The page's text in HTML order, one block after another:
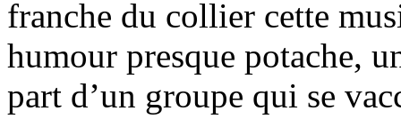
franche du collier cette
humour presque potache,
part d’un groupe qui se